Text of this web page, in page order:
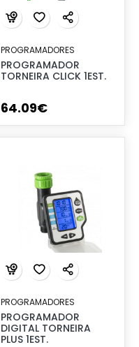
PROGRAMADORES
PROGRAMADOR
TORNEIRA CLICK 1EST.
64.09€
PROGRAMADORES
PROGRAMADOR
DIGITAL TORNEIRA
PLUS 1EST.